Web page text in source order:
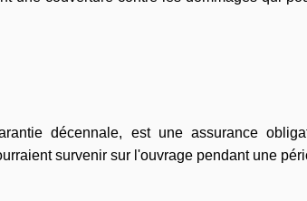
décennale, est une assurance
survenir sur l'ouvrage pendant une